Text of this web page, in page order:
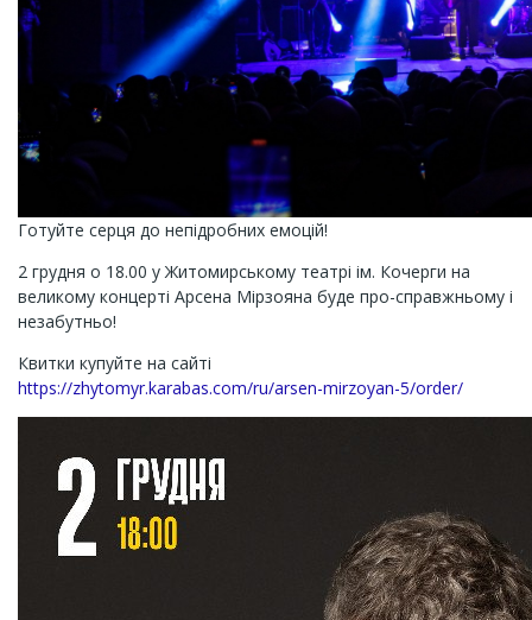
Готуйте серця до непідробних емоцій!
2 грудня о 18.00 у Житомирському театрі ім. Кочерги на
великому концерті Арсена Мірзояна буде про-справжньому і
незабутньо!
Квитки купуйте на сайті
https://zhytomyr.karabas.com/ru/arsen-mirzoyan-5/order/